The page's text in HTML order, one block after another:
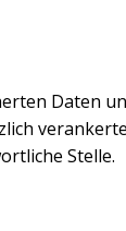
Daten
Stelle.